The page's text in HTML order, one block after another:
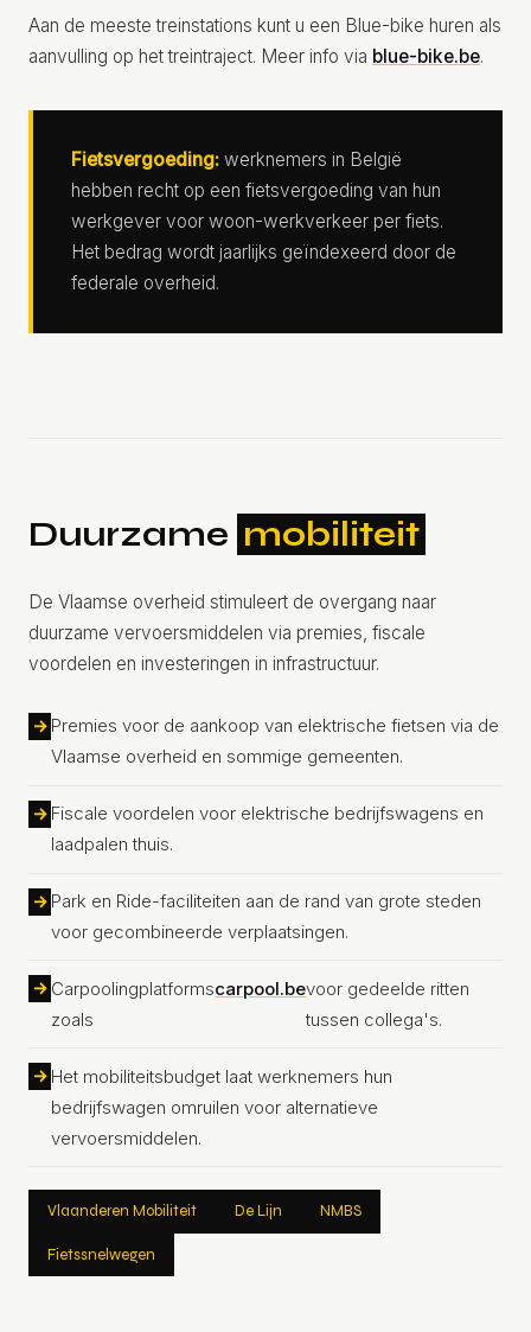
Aan de meeste treinstations kunt u een Blue-bike huren als
aanvulling op het treintraject. Meer info via blue-bike.be.
Fietsvergoeding: werknemers in België
hebben recht op een fietsvergoeding van hun
werkgever voor woon-werkverkeer per fiets.
Het bedrag wordt jaarlijks geïndexeerd door de
federale overheid.
Duurzame mobiliteit
De Vlaamse overheid stimuleert de overgang naar
duurzame vervoersmiddelen via premies, fiscale
voordelen en investeringen in infrastructuur.
Premies voor de aankoop van elektrische fietsen via de
Vlaamse overheid en sommige gemeenten.
Fiscale voordelen voor elektrische bedrijfswagens en
laadpalen thuis.
Park en Ride-faciliteiten aan de rand van grote steden
voor gecombineerde verplaatsingen.
Carpoolingplatforms
zoals
carpool.bevoor gedeelde ritten
tussen collega's.
Het mobiliteitsbudget laat werknemers hun
bedrijfswagen omruilen voor alternatieve
vervoersmiddelen.
Vlaanderen Mobiliteit De Lijn NMBS
Fietssnelwegen